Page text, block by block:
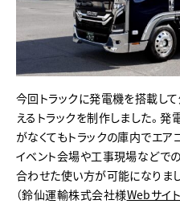
今回トラックに発電機を搭載し
えるトラックを制作しました。
がなくてもトラックの庫内でエア
イベント会場や工事現場などで
合わせた使い方が可能になりまし
（鈴仙運輸株式会社様Webサイ